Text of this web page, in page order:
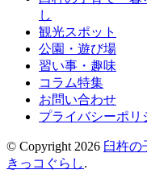
し
観光スポット
公園・遊び場
習い事・趣味
コラム特集
お問い合わせ
プライバシーポリ
© Copyright 2026 臼杵の
きっコぐらし.